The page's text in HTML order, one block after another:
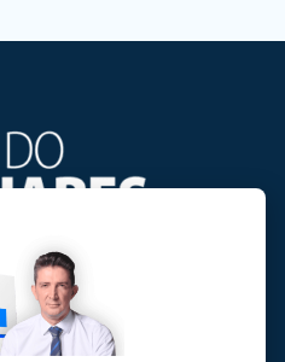
estudou filosofia
em ciência política